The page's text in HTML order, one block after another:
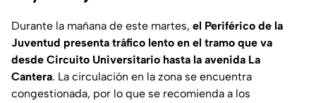
Durante la mañana de este martes, el Periférico de la
Juventud presenta tráfico lento en el tramo que va
desde Circuito Universitario hasta la avenida La
Cantera. La circulación en la zona se encuentra
congestionada, por lo que se recomienda a los